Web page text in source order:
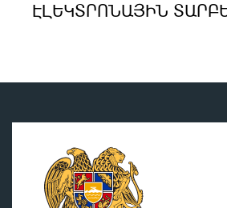
ԷԼԵԿՏՐՈՆԱՅԻՆ